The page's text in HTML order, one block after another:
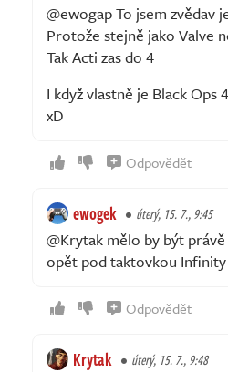
@ewogap To jsem zvědav
Protože stejně jako Valve
Tak Acti zas do 4
I když vlastně je Black Ops
xD
Odpovědět
ewogek úterý, 15. 7., 9:45
@Krytak mělo by být
opět pod taktovkou
Odpovědět
Krytak úterý, 15. 7., 9:48